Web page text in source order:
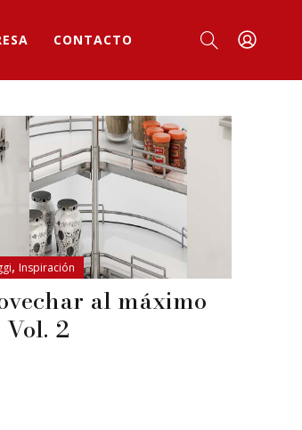
CONTACTO
, Inspiración
al máximo
Vol. 2